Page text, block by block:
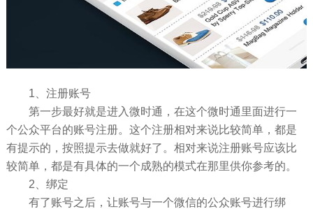
1、注册账号
第一步最好就是进入微时通，在这个微时通里面进行一
个公众平台的账号注册。这个注册相对来说比较简单，都是
有提示的，按照提示去做就好了。相对来说注册账号应该比
较简单，都是有具体的一个成熟的模式在那里供你参考的。
2、绑定
有了账号之后，让账号与一个微信的公众账号进行绑